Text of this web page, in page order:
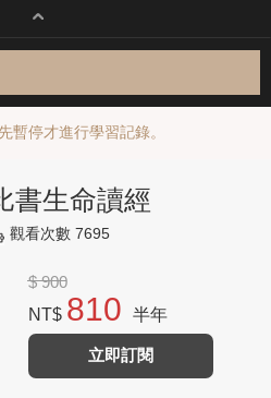
暫停才進行學習記錄。
書生命讀經
觀看次數 7695
$ 900
NT$ 810 半年
立即訂閱